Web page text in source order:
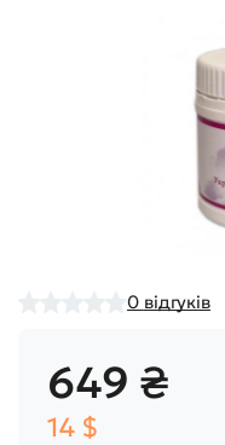
0 відгуків
649 ₴
14 $